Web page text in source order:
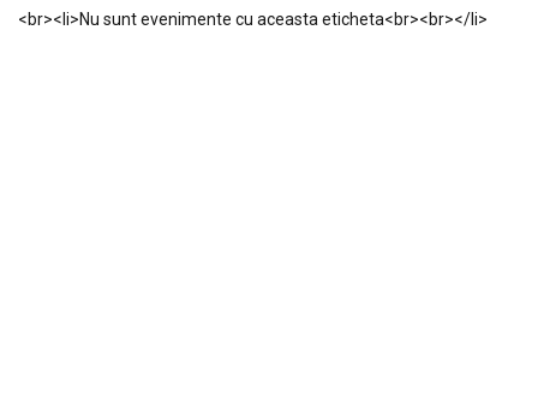
<br><li>Nu sunt evenimente cu aceasta eticheta<br><br></li>